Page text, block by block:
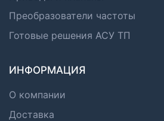
Преобразователи частоты
Готовые решения АСУ ТП
ИНФОРМАЦИЯ
О компании
Доставка